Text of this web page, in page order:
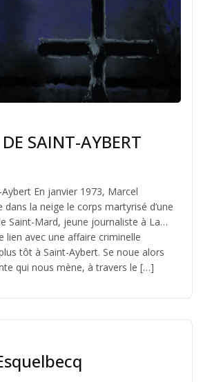
DE SAINT-AYBERT
En janvier 1973, Marcel
la neige le corps martyrisé d’une
Saint-Mard, jeune journaliste à La
lien avec une affaire criminelle
tôt à Saint-Aybert. Se noue alors
qui nous mène, à travers le […]